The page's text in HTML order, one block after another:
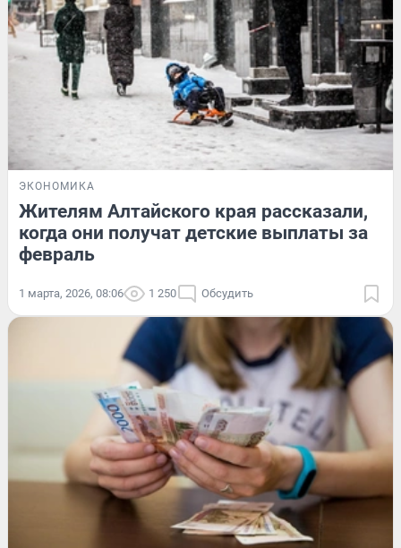
ЭКОНОМИКА
Жителям Алтайского края рассказали,
когда они получат детские выплаты за
февраль
1 марта, 2026, 08:06 1 250 Обсудить